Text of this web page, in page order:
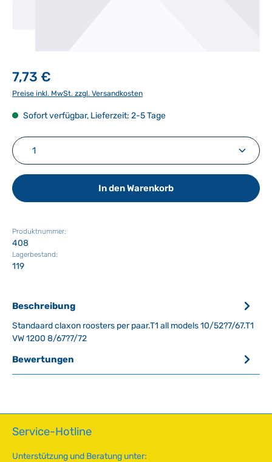
7,73 €
Preise inkl. MwSt. zzgl. Versandkosten
Sofort verfügbar, Lieferzeit: 2-5 Tage
Produkt Anzahl: Gib den gewünschten Wert ein
In den Warenkorb
Produktnummer:
408
Lagerbestand:
119
Beschreibung
Standaard claxon roosters per paar.T1 all models 10/52?7/67.T1
VW 1200 8/67?7/72
Bewertungen
Service-Hotline
Unterstützung und Beratung unter: